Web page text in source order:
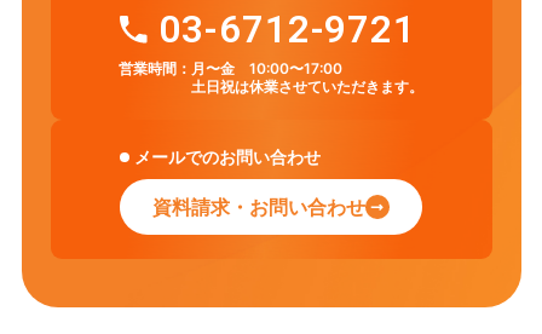
03-6712-9721
営業時間： 月〜金 10:00〜17:00
土日祝は休業させていただきます。
メールでのお問い合わせ
資料請求・お問い合わせ